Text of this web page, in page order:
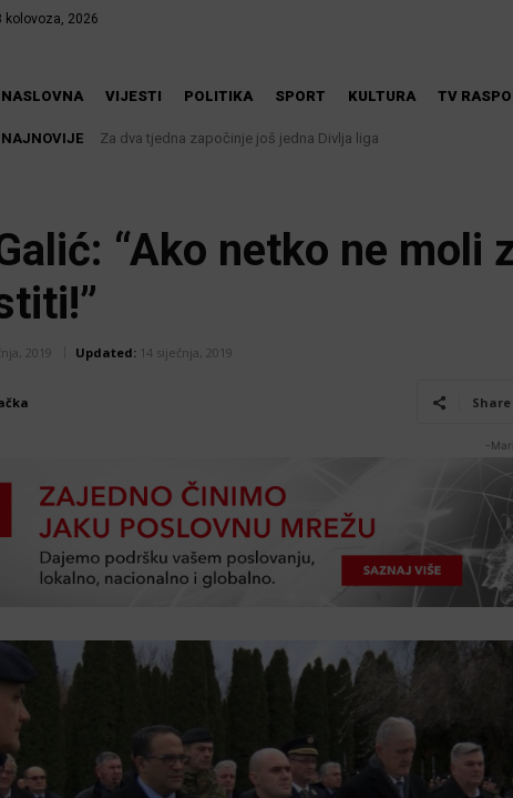
kolovoza, 2026
NASLOVNA VIJESTI POLITIKA SPORT KULTURA TV
NAJNOVIJE Za dva tjedna započinje još jedna Divlja liga
U Županji održana Ljetna škola magije
“Ako netko ne moli
2019 Updated: 14 siječnja, 2019
Share
-